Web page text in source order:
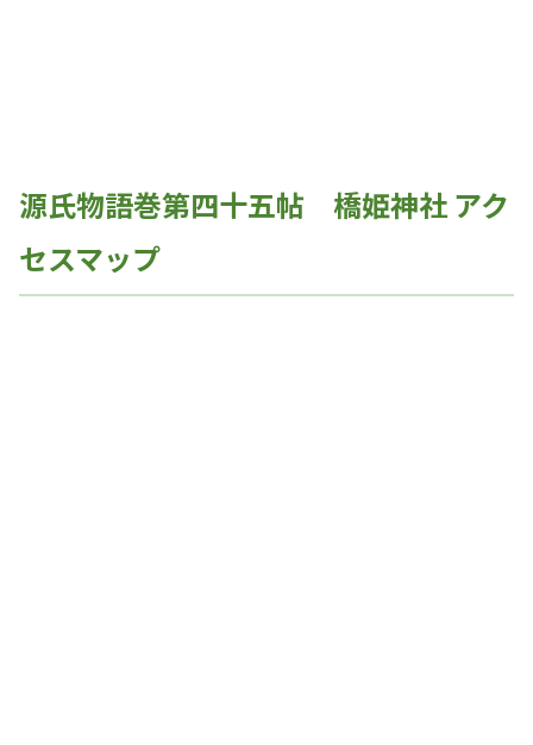
源氏物語巻第四十五帖 橋姫神社 アク
セスマップ